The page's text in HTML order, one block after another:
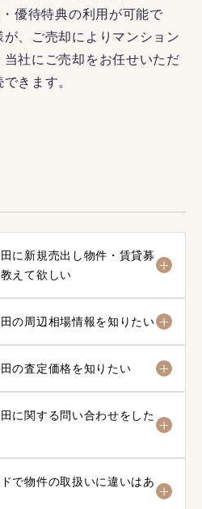
優待特典の利用が可能で
、ご売却によりマンション
社にご売却をお任せいただ
きます。
に新規売出し物件・賃貸募
えて欲しい
の周辺相場情報を知りたい
の査定価格を知りたい
に関する問い合わせをした
で物件の取扱いに違いはあ